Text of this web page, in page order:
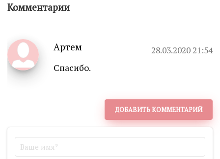
Комментарии
Артем
28.03.2020 21:54
Спасибо.
ДОБАВИТЬ КОММЕНТАРИЙ